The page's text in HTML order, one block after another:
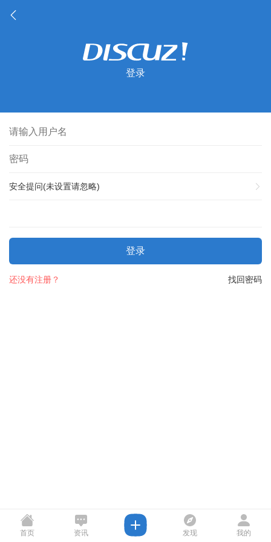
登录
安全提问(未设置请忽略)
登录
找回密码
还没有注册？
首页 资讯 发现 我的